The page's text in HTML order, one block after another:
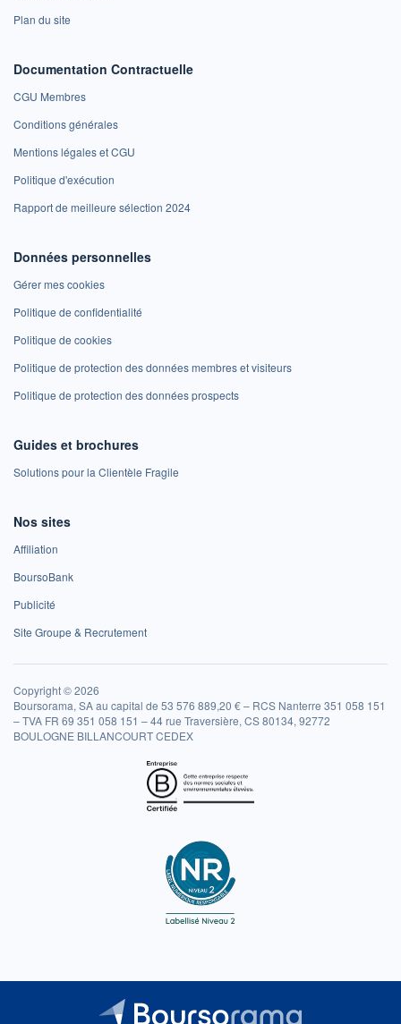
Plan du site
Documentation Contractuelle
CGU Membres
Conditions générales
Mentions légales et CGU
Politique d'exécution
Rapport de meilleure sélection 2024
Données personnelles
Gérer mes cookies
Politique de confidentialité
Politique de cookies
Politique de protection des données membres et visiteurs
Politique de protection des données prospects
Guides et brochures
Solutions pour la Clientèle Fragile
Nos sites
Affiliation
BoursoBank
Publicité
Site Groupe & Recrutement
Copyright © 2026
Boursorama, SA au capital de 53 576 889,20 € – RCS Nanterre 351 058 151
– TVA FR 69 351 058 151 – 44 rue Traversière, CS 80134, 92772
BOULOGNE BILLANCOURT CEDEX